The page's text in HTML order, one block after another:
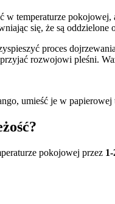
w temperaturze
się, że są oddzielone
proces
rozwojowi pleśni.
umieść je w
pokojowej przez